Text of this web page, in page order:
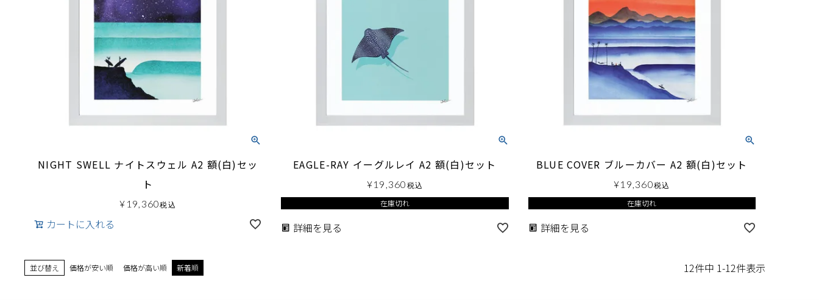
NIGHT SWELL ナイトスウェル A2 額(白)セッ
ト
¥ 19,360税込
カートに入れる
EAGLE-RAY イーグルレイ A2 額(白)セット
¥19,360 税込
在庫切れ
詳細を見る
BLUE COVER ブルーカバー A2 額(白)セット
¥19,360税込
在庫切れ
詳細を見る
並び替え 価格が安い順 価格が高い順 新着順 12件中 1-12件表示